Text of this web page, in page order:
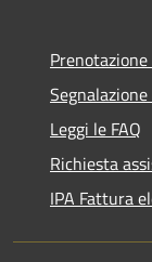
Leggi le FAQ
Richiesta
IPA Fattura